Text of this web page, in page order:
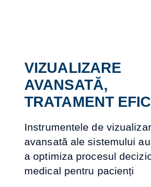
VIZUALIZARE
AVANSATĂ,
TRATAMENT
Instrumentele de
avansată ale sistemului
a optimiza procesul
medical pentru pacienți